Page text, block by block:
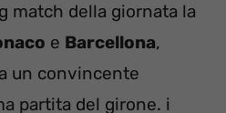
match della giornata la
e Barcellona,
un convincente
partita del girone. i